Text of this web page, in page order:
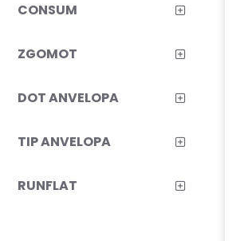
ZGOMOT
TIP ANVELOPA
CONSUM
RUNFLAT
DOT ANVELOPA